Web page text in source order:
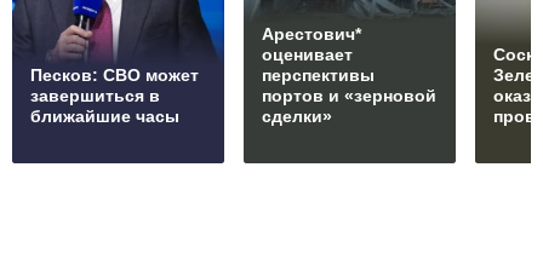
Песков: СВО может
завершиться в
ближайшие часы
Арестович*
оценивает
перспективы
портов и «зерновой
сделки»